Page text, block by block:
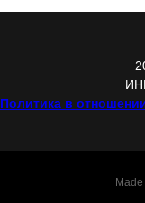
Политика в